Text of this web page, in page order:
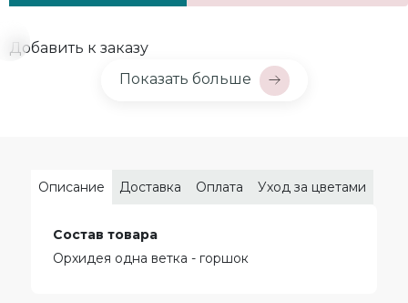
Добавить к заказу
Показать больше
Описание Доставка Оплата Уход за цветами
Состав товара
Орхидея одна ветка - горшок